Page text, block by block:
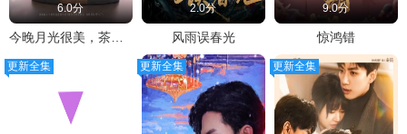
6.0分 2.0分
风雨误春光
9.0分
惊鸿错
更新全集 更新全集 更新全集